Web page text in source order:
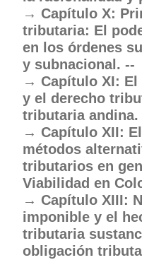
Capítulo X:
tributaria: El
en los órdenes
y subnacional. --
Capítulo XI: El
y el derecho
tributaria andina.
Capítulo XII:
métodos
tributarios en
Viabilidad en
Capítulo XIII:
imponible y el
tributaria
obligación